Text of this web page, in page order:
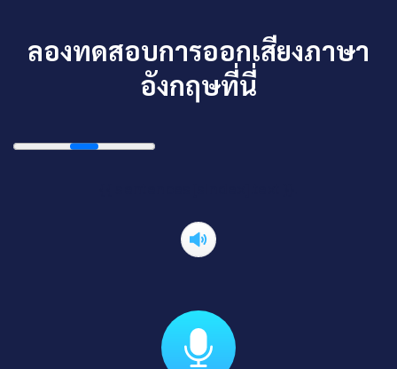
ลองทดสอบการออกเสียงภาษา
อังกฤษที่นี่